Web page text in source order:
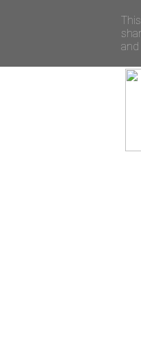
and